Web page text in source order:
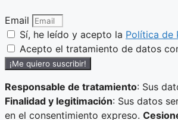
Email
Sí, he leído y acepto la Política de
Acepto el tratamiento de datos
¡Me quiero suscribir!
Responsable de tratamiento: Sus
Finalidad y legitimación: Sus datos
en el consentimiento expreso.